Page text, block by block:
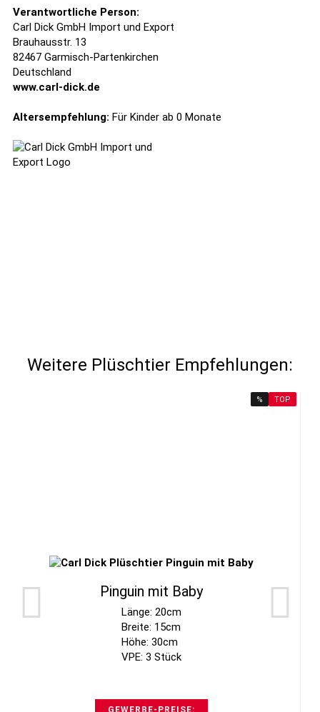
Verantwortliche Person:
Carl Dick GmbH Import und Export
Brauhausstr. 13
82467 Garmisch-Partenkirchen
Deutschland
www.carl-dick.de
Altersempfehlung: Für Kinder ab 0 Monate
Weitere Plüschtier Empfehlungen:
% TOP
Pinguin mit Baby
Länge: 20cm
Breite: 15cm
Höhe: 30cm
VPE: 3 Stück
GEWERBE-PREISE: